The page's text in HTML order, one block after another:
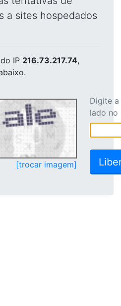
a sites hospedados
do IP 216.73.217.74,
[trocar imagem]
Digite
lado no